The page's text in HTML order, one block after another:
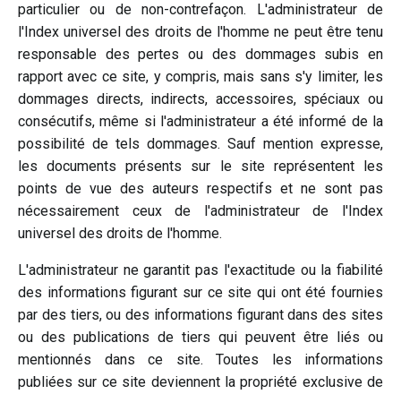
particulier ou de non-contrefaçon. L'administrateur de
l'Index universel des droits de l'homme ne peut être tenu
responsable des pertes ou des dommages subis en
rapport avec ce site, y compris, mais sans s'y limiter, les
dommages directs, indirects, accessoires, spéciaux ou
consécutifs, même si l'administrateur a été informé de la
possibilité de tels dommages. Sauf mention expresse,
les documents présents sur le site représentent les
points de vue des auteurs respectifs et ne sont pas
nécessairement ceux de l'administrateur de l'Index
universel des droits de l'homme.
L'administrateur ne garantit pas l'exactitude ou la fiabilité
des informations figurant sur ce site qui ont été fournies
par des tiers, ou des informations figurant dans des sites
ou des publications de tiers qui peuvent être liés ou
mentionnés dans ce site. Toutes les informations
publiées sur ce site deviennent la propriété exclusive de